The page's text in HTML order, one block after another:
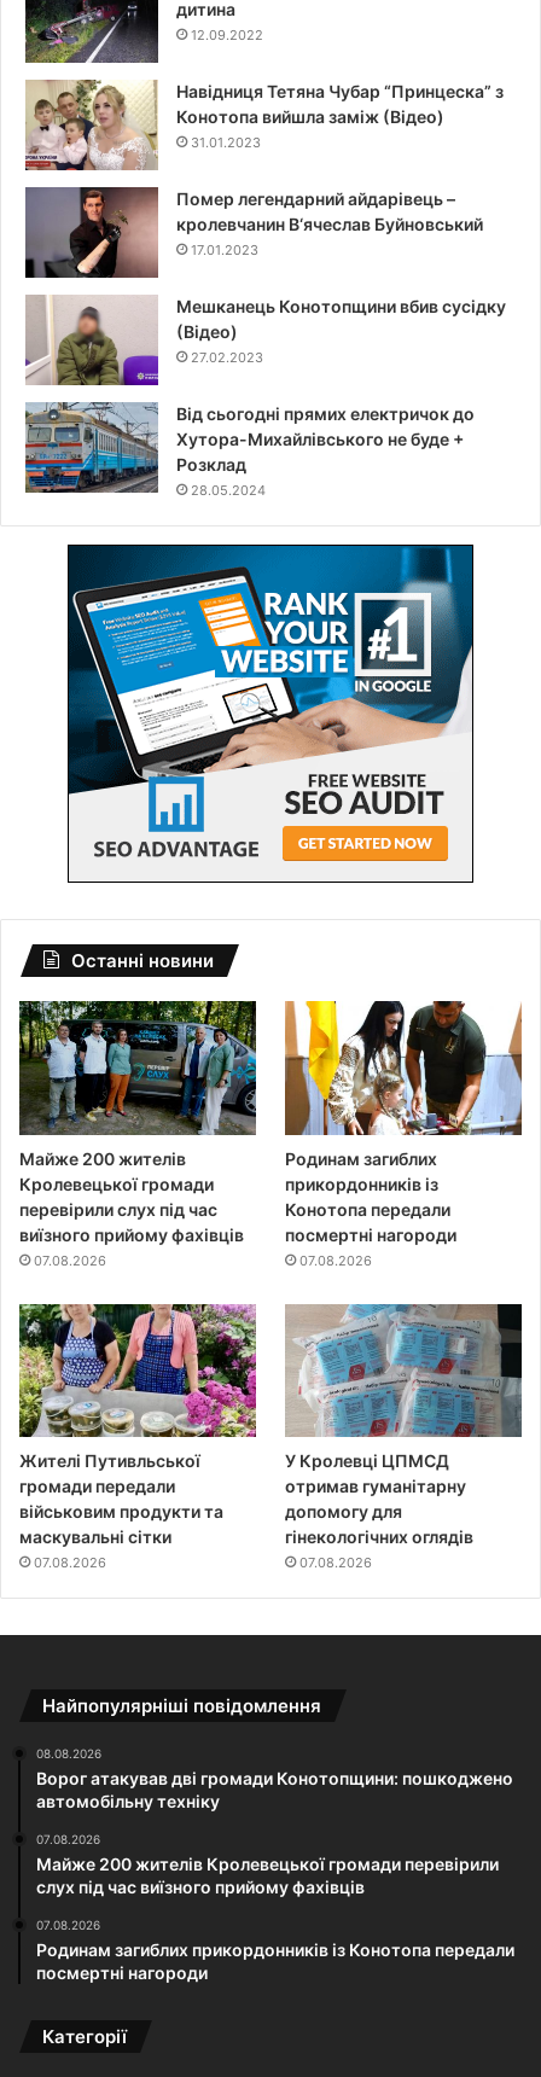
дитина
12.09.2022
Навідниця Тетяна Чубар “Принцеска” з
Конотопа вийшла заміж (Відео)
31.01.2023
Помер легендарний айдарівець –
кролевчанин В‘ячеслав Буйновський
17.01.2023
Мешканець Конотопщини вбив сусідку
(Відео)
27.02.2023
Від сьогодні прямих електричок до
Хутора-Михайлівського не буде +
Розклад
28.05.2024
Останні новини
Майже 200 жителів
Кролевецької громади
перевірили слух під час
виїзного прийому фахівців
07.08.2026
Родинам загиблих
прикордонників із
Конотопа передали
посмертні нагороди
07.08.2026
Жителі Путивльської
громади передали
військовим продукти та
маскувальні сітки
07.08.2026
У Кролевці ЦПМСД
отримав гуманітарну
допомогу для
гінекологічних оглядів
07.08.2026
Найпопулярніші повідомлення
08.08.2026
Ворог атакував дві громади Конотопщини: пошкоджено
автомобільну техніку
07.08.2026
Майже 200 жителів Кролевецької громади перевірили
слух під час виїзного прийому фахівців
07.08.2026
Родинам загиблих прикордонників із Конотопа передали
посмертні нагороди
Категорії